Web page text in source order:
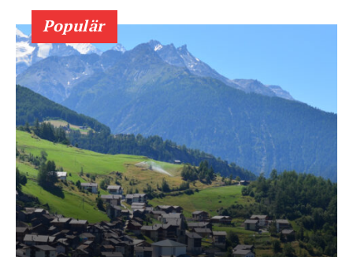
Populär